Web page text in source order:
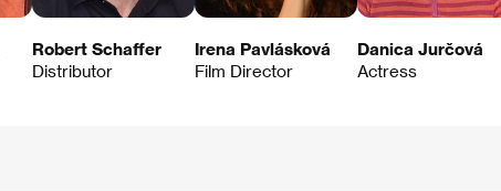
Robert Schaffer
Distributor
Irena Pavlásková
Film Director
Danica Jurčová
Actress